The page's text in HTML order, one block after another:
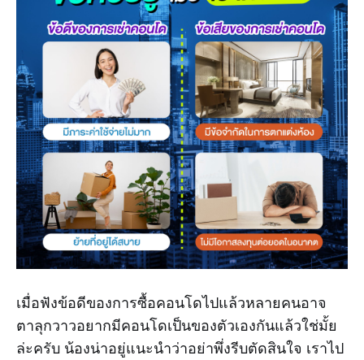
เมื่อฟังข้อดีของการซื้อคอนโดไปแล้วหลายคนอาจ
ตาลุกวาวอยากมีคอนโดเป็นของตัวเองกันแล้วใช่มั้ย
ล่ะครับ น้องน่าอยู่แนะนำว่าอย่าพึ่งรีบตัดสินใจ เราไป